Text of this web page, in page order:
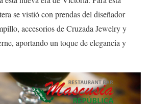
se vistió con prendas del diseñador
accesorios de Cruzada Jewelry y
aportando un toque de elegancia y